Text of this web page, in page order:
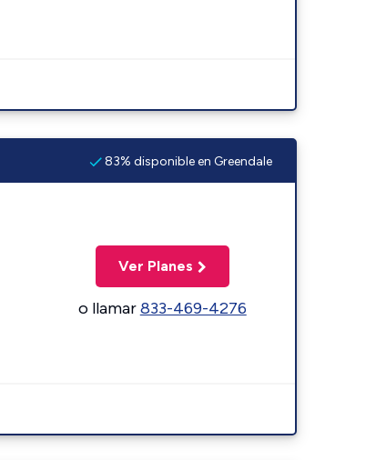
83% disponible en Greendale
Ver Planes
o llamar833-469-4276